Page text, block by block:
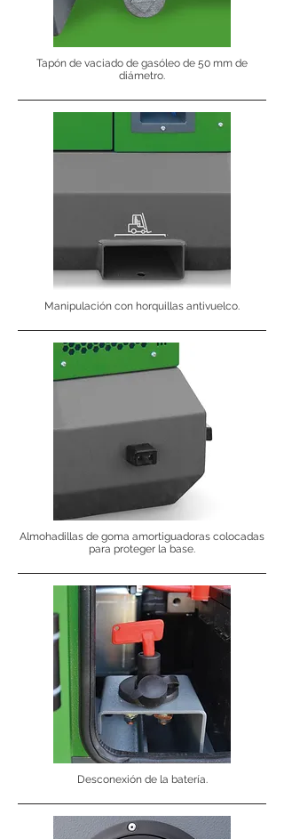
Tapón de vaciado de gasóleo de 50 mm de
diámetro.
Manipulación con horquillas antivuelco.
Almohadillas de goma amortiguadoras colocadas
para proteger la base.
Desconexión de la batería.